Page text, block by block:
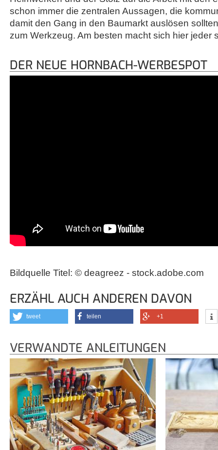
schon immer die zentralen Aussagen, die
damit den Gang in den Baumarkt auslösen
zum Werkzeug. Am besten macht sich hier jeder
DER NEUE HORNBACH-WERBESPOT
Bildquelle Titel: © deagreez - stock.adobe.com
ERZÄHL AUCH ANDEREN DAVON
tweet teilen +1
VERWANDTE ANLEITUNGEN